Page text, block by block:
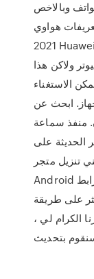
وبالاخص
هواوي
2021 Huawei USB Driver يعتقد الكثيرون أن الهواتف
ولاكن هذا
الاستغناء
ابحث عن
منفذ سماعة
الحديثة على
تنزيل متجر
Android على جهاز الكمبيوتر الخاص بي باستخدام رابط
على طريقة
الكرام لي ،
بتحديث